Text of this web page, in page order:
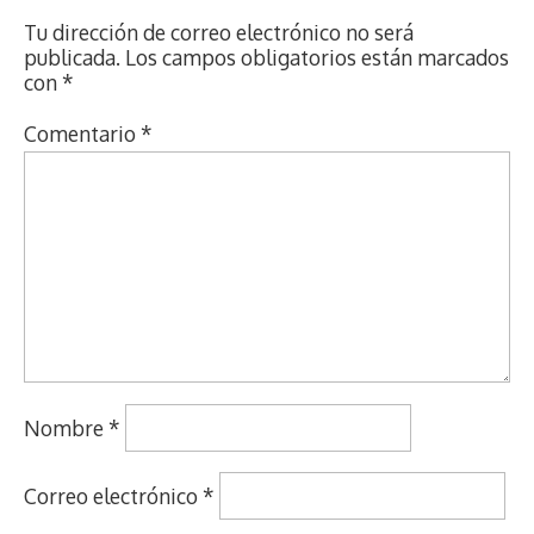
Tu dirección de correo electrónico no será
publicada. Los campos obligatorios están marcados
con*
Comentario *
Nombre*
Correo electrónico *